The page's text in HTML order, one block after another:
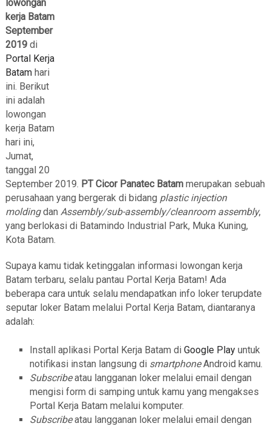
lowongan
kerja Batam
September
2019 di
Portal Kerja
Batamhari
ini. Berikut
ini adalah
lowongan
kerja Batam
hari ini,
Jumat,
tanggal 20
September 2019. PT Cicor Panatec Batammerupakan sebuah
perusahaan yang bergerak di bidang plastic injection
moldingdan Assembly/sub-assembly/cleanroom assembly,
yang berlokasi di Batamindo Industrial Park, Muka Kuning,
Kota Batam.
Supaya kamu tidak ketinggalan informasi lowongan kerja
Batam terbaru, selalu pantau Portal Kerja Batam! Ada
beberapa cara untuk selalu mendapatkan info loker terupdate
seputar loker Batam melalui Portal Kerja Batam, diantaranya
adalah:
Install aplikasi Portal Kerja Batam di Google Playuntuk
notifikasi instan langsung di smartphoneAndroid kamu.
Subscribeatau langganan loker melalui email dengan
mengisi form di samping untuk kamu yang mengakses
Portal Kerja Batam melalui komputer.
Subscribeatau langganan loker melalui email dengan